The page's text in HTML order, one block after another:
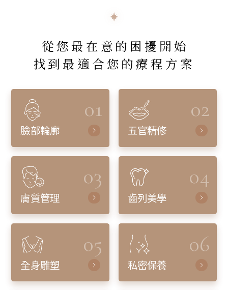
從您最在意的困擾開始
找到最適合您的療程方案
01
臉部輪廓
02
五官精修
03
膚質管理
04
齒列美學
05
全身雕塑
06
私密保養